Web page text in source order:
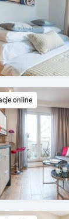
t
i
o
n
m
a
k
e
y
t
o
g
e
t
online